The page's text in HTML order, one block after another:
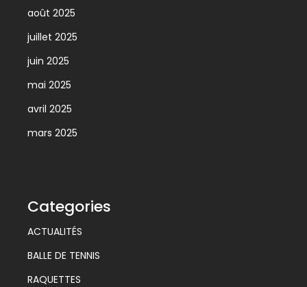
août 2025
juillet 2025
juin 2025
mai 2025
avril 2025
mars 2025
Categories
ACTUALITÉS
BALLE DE TENNIS
RAQUETTES